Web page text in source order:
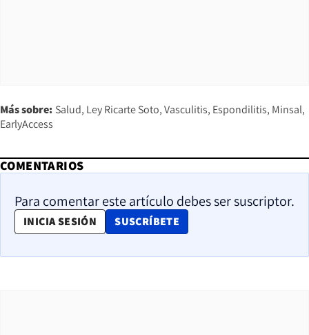
Más sobre: Salud Ley Ricarte Soto Vasculitis Espondilitis Minsal
EarlyAccess
COMENTARIOS
Para comentar este artículo debes ser suscriptor.
INICIA SESIÓN SUSCRÍBETE
OPENS IN NEW WINDOW